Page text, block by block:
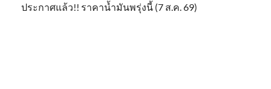
ประกาศแล้ว!! ราคาน้ำมันพรุ่งนี้ (7 ส.ค. 69)